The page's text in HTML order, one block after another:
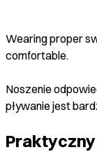
Wearing proper
comfortable.
Noszenie
pływanie jest